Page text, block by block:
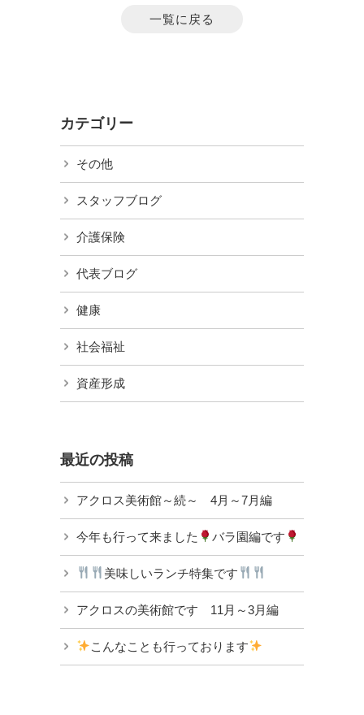
一覧に戻る
カテゴリー
その他
スタッフブログ
介護保険
代表ブログ
健康
社会福祉
資産形成
最近の投稿
アクロス美術館～続～ 4月～7月編
今年も行って来ました バラ園編です
美味しいランチ特集です
アクロスの美術館です 11月～3月編
こんなことも行っております